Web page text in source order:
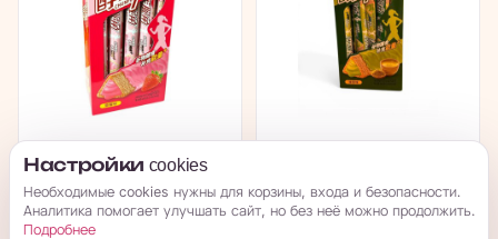
Chunfu Crisp Angle
Cakes - Хрустящее
злаковое...
в наличии
злаковое...
Настройки cookies
Необходимые cookies нужны для корзины, входа и безопасности.
Аналитика помогает улучшать сайт, но без неё можно продолжить.
Подробнее